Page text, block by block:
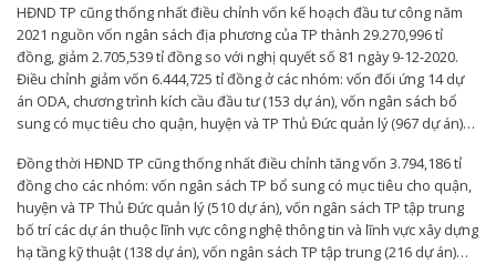
HĐND TP cũng thống nhất điều chỉnh vốn kế hoạch đầu tư công năm
2021 nguồn vốn ngân sách địa phương của TP thành 29.270,996 tỉ
đồng, giảm 2.705,539 tỉ đồng so với nghị quyết số 81 ngày 9-12-2020.
Điều chỉnh giảm vốn 6.444,725 tỉ đồng ở các nhóm: vốn đối ứng 14 dự
án ODA, chương trình kích cầu đầu tư (153 dự án), vốn ngân sách bổ
sung có mục tiêu cho quận, huyện và TP Thủ Đức quản lý (967 dự án)…
Đồng thời HĐND TP cũng thống nhất điều chỉnh tăng vốn 3.794,186 tỉ
đồng cho các nhóm: vốn ngân sách TP bổ sung có mục tiêu cho quận,
huyện và TP Thủ Đức quản lý (510 dự án), vốn ngân sách TP tập trung
bố trí các dự án thuộc lĩnh vực công nghệ thông tin và lĩnh vực xây dựng
hạ tầng kỹ thuật (138 dự án), vốn ngân sách TP tập trung (216 dự án)…